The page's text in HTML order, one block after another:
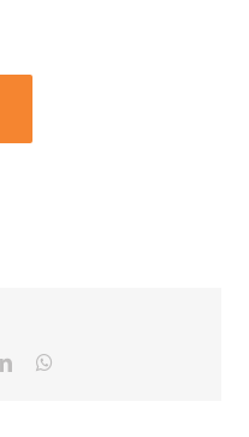
LinkedinWhatsapp